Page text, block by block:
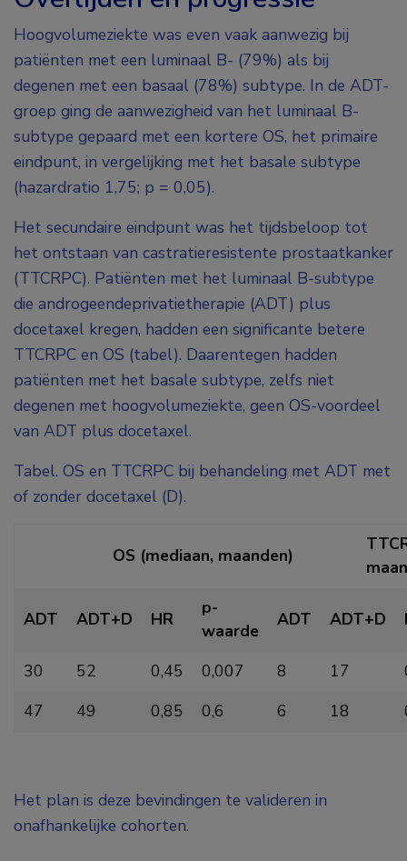
Hoogvolumeziekte was even vaak aanwezig bij
patiënten met een luminaal B- (79%) als bij
degenen met een basaal (78%) subtype. In de ADT-
groep ging de aanwezigheid van het luminaal B-
subtype gepaard met een kortere OS, het primaire
eindpunt, in vergelijking met het basale subtype
(hazardratio 1,75; p = 0,05).
Het secundaire eindpunt was het tijdsbeloop tot
het ontstaan van castratieresistente prostaatkanker
(TTCRPC). Patiënten met het luminaal B-subtype
die androgeendeprivatietherapie (ADT) plus
docetaxel kregen, hadden een significante betere
TTCRPC en OS (tabel). Daarentegen hadden
patiënten met het basale subtype, zelfs niet
degenen met hoogvolumeziekte, geen OS-voordeel
van ADT plus docetaxel.
Tabel. OS en TTCRPC bij behandeling met ADT met
of zonder docetaxel (D).
OS (mediaan, maanden)
ADT ADT+D HR
p-
waarde
ADT ADT+D
30 52 0,45 0,007 8 17
47
49 0,85 0,6 6 18
Het plan is deze bevindingen te valideren in
onafhankelijke cohorten.